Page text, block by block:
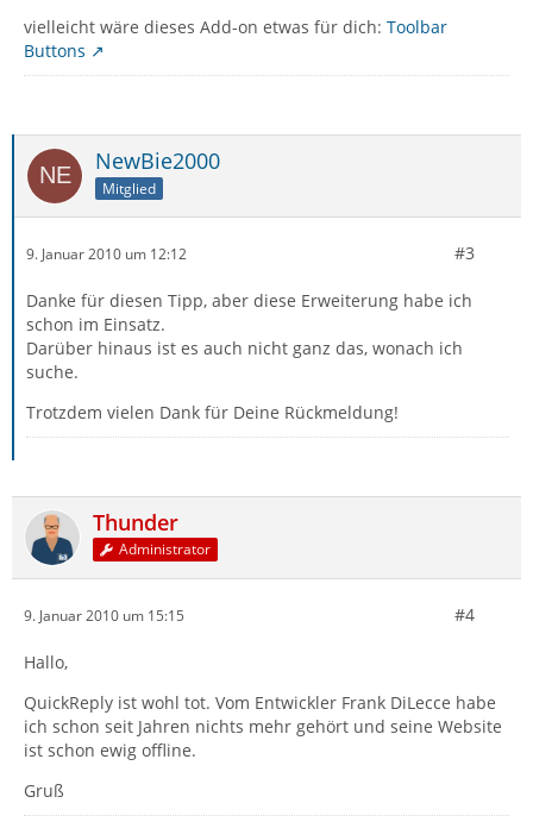
vielleicht wäre dieses Add-on etwas für dich: Toolbar
Buttons
NewBie2000
Mitglied
9. Januar 2010 um 12:12 #3
Danke für diesen Tipp, aber diese Erweiterung habe ich
schon im Einsatz.
Darüber hinaus ist es auch nicht ganz das, wonach ich
suche.
Trotzdem vielen Dank für Deine Rückmeldung!
Thunder
Administrator
9. Januar 2010 um 15:15 #4
Hallo,
QuickReply ist wohl tot. Vom Entwickler Frank DiLecce habe
ich schon seit Jahren nichts mehr gehört und seine Website
ist schon ewig offline.
Gruß